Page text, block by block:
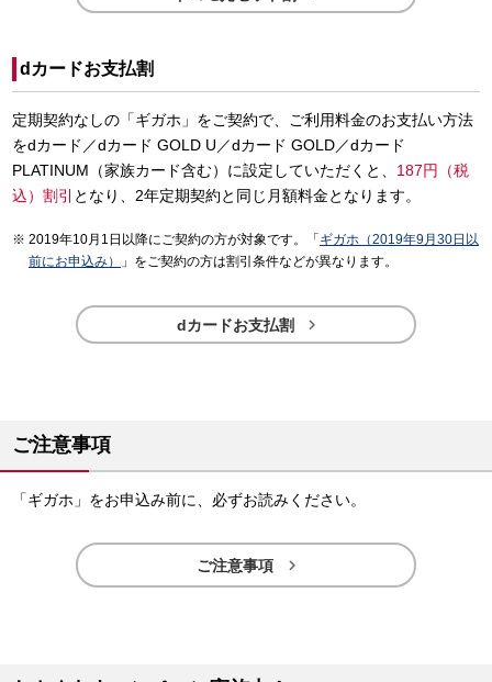
dカードお支払割
定期契約なしの「ギガホ」をご契約で、ご利用料金のお支払い方法
をdカード／dカード GOLD U／dカード GOLD／dカード
PLATINUM（家族カード含む）に設定していただくと、 187円（税
込）割引 となり、2年定期契約と同じ月額料金となります。
2019年10月1日以降にご契約の方が対象です。「ギガホ（2019年9月30日以
前にお申込み）
」をご契約の方は割引条件などが異なります。
dカードお支払割 
ご注意事項
「ギガホ」をお申込み前に、必ずお読みください。
ご注意事項 